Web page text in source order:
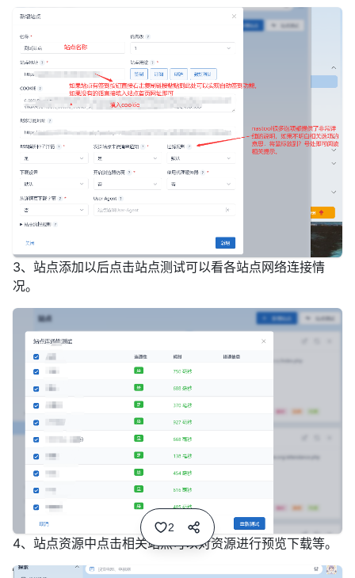
3、站点添加以后点击站点测试可以看各站点网络连接情
况。
4、站点资源中点击相关站点可以对资源进行预览下载等。
2